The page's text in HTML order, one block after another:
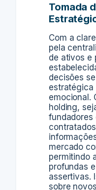
Tomada
Com a
pela
de ativos e
decisões
estratégica
emocional.
holding,
fundadores
mercado
permitindo
profundas
assertivas.
sobre